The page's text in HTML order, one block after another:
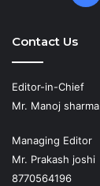
Contact Us
Editor-in-Chief
Mr. Manoj sharma
Managing Editor
Mr. Prakash joshi
8770564196